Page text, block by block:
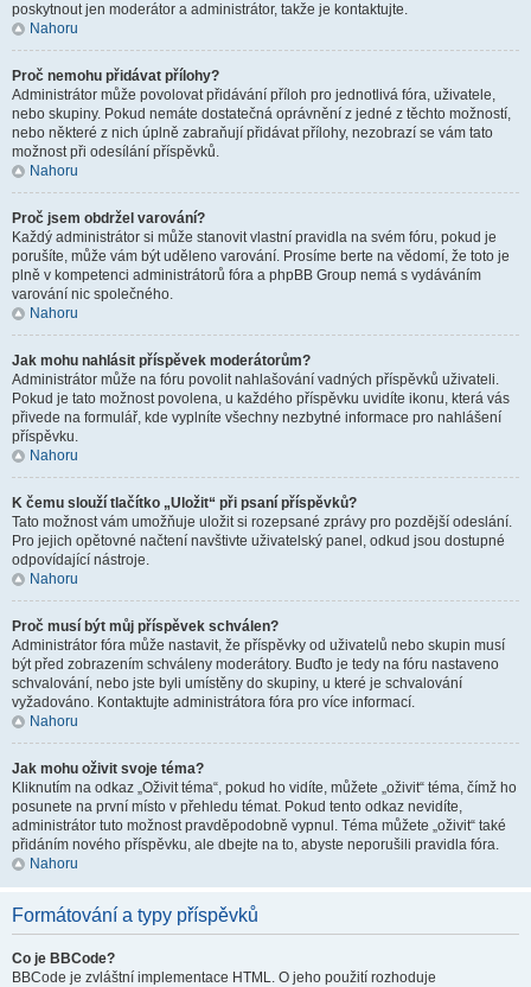
poskytnout jen moderátor a administrátor, takže je kontaktujte.
Nahoru
Proč nemohu přidávat přílohy?
Administrátor může povolovat přidávání příloh pro jednotlivá fóra, uživatele,
nebo skupiny. Pokud nemáte dostatečná oprávnění z jedné z těchto možností,
nebo některé z nich úplně zabraňují přidávat přílohy, nezobrazí se vám tato
možnost při odesílání příspěvků.
Nahoru
Proč jsem obdržel varování?
Každý administrátor si může stanovit vlastní pravidla na svém fóru, pokud je
porušíte, může vám být uděleno varování. Prosíme berte na vědomí, že toto je
plně v kompetenci administrátorů fóra a phpBB Group nemá s vydáváním
varování nic společného.
Nahoru
Jak mohu nahlásit příspěvek moderátorům?
Administrátor může na fóru povolit nahlašování vadných příspěvků uživateli.
Pokud je tato možnost povolena, u každého příspěvku uvidíte ikonu, která vás
přivede na formulář, kde vyplníte všechny nezbytné informace pro nahlášení
příspěvku.
Nahoru
K čemu slouží tlačítko „Uložit“ při psaní příspěvků?
Tato možnost vám umožňuje uložit si rozepsané zprávy pro pozdější odeslání.
Pro jejich opětovné načtení navštivte uživatelský panel, odkud jsou dostupné
odpovídající nástroje.
Nahoru
Proč musí být můj příspěvek schválen?
Administrátor fóra může nastavit, že příspěvky od uživatelů nebo skupin musí
být před zobrazením schváleny moderátory. Buďto je tedy na fóru nastaveno
schvalování, nebo jste byli umístěny do skupiny, u které je schvalování
vyžadováno. Kontaktujte administrátora fóra pro více informací.
Nahoru
Jak mohu oživit svoje téma?
Kliknutím na odkaz „Oživit téma“, pokud ho vidíte, můžete „oživit“ téma, čímž ho
posunete na první místo v přehledu témat. Pokud tento odkaz nevidíte,
administrátor tuto možnost pravděpodobně vypnul. Téma můžete „oživit“ také
přidáním nového příspěvku, ale dbejte na to, abyste neporušili pravidla fóra.
Nahoru
Formátování a typy příspěvků
Co je BBCode?
BBCode je zvláštní implementace HTML. O jeho použití rozhoduje